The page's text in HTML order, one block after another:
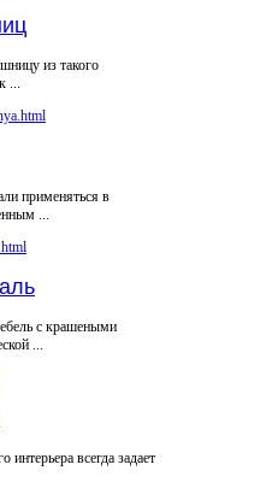
из такого
применяться в
...
с крашеными
...
всегда задает